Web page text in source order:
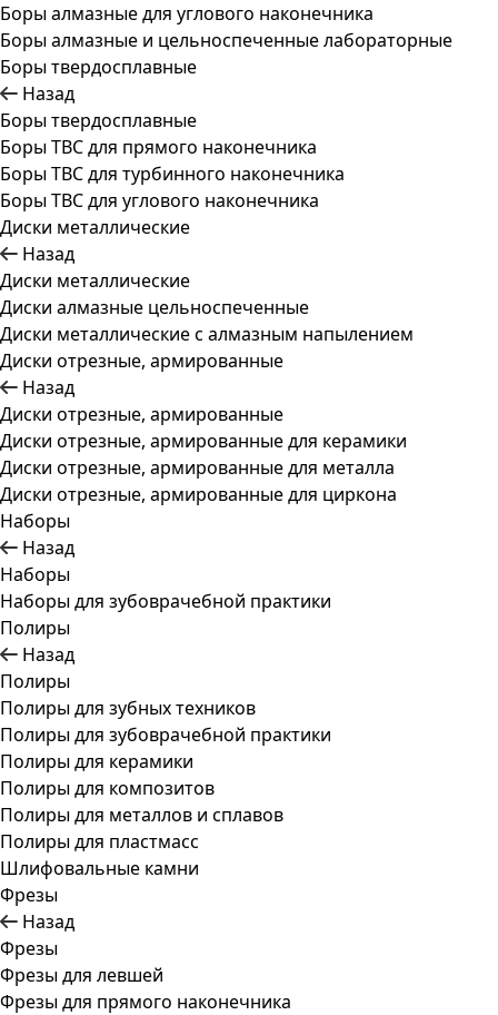
Боры алмазные для углового наконечника
Боры алмазные и цельноспеченные лабораторные
Боры твердосплавные
Назад
Боры твердосплавные
Боры ТВС для прямого наконечника
Боры ТВС для турбинного наконечника
Боры ТВС для углового наконечника
Диски металлические
Назад
Диски металлические
Диски алмазные цельноспеченные
Диски металлические с алмазным напылением
Диски отрезные, армированные
Назад
Диски отрезные, армированные
Диски отрезные, армированные для керамики
Диски отрезные, армированные для металла
Диски отрезные, армированные для циркона
Наборы
Назад
Наборы
Наборы для зубоврачебной практики
Полиры
Назад
Полиры
Полиры для зубных техников
Полиры для зубоврачебной практики
Полиры для керамики
Полиры для композитов
Полиры для металлов и сплавов
Полиры для пластмасс
Шлифовальные камни
Фрезы
Назад
Фрезы
Фрезы для левшей
Фрезы для прямого наконечника